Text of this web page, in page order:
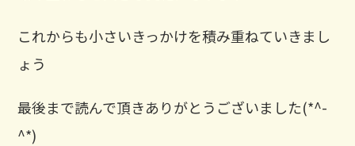
これからも小さいきっかけを積み重ねていきまし
ょう
最後まで読んで頂きありがとうございました(*^-
^*)